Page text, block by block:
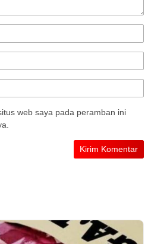
web saya pada peramban ini